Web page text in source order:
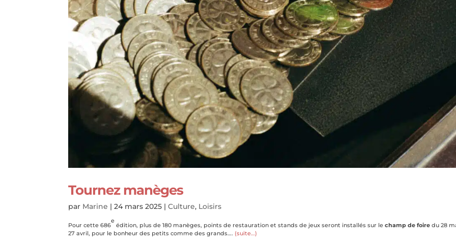
Tournez manèges
par Marine |24 mars 2025 |Culture, Loisirs
Pour cette 686
e
édition, plus de 180 manèges, points de restauration et stands de jeux seront installés sur lechamp de foire du 28
27 avril, pour le bonheur des petits comme des grands…. (suite…)